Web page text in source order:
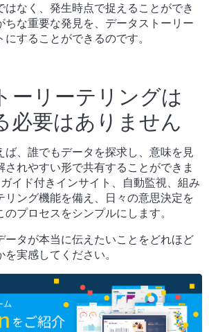
はなく、発生時点で捉えることができ
ちな重要な発見を、データストーリー
することができるのです。
ーリーテリングは
必要はありません
ば、誰でもデータを探求し、意味を見
されやすい形で共有することができま
イド付きインサイト、自動監視、組み
リング機能を備え、日々の意思決定を
プロセスをシンプルにします。
ータが本当に伝えたいことをどれほど
実感してください。